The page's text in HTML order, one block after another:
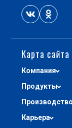
Карта сайта
Компания
Продукты
Карьера